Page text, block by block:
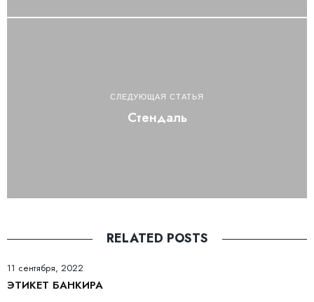
СЛЕДУЮЩАЯ СТАТЬЯ
Стендаль
RELATED POSTS
11 сентября, 2022
ЭТИКЕТ БАНКИРА